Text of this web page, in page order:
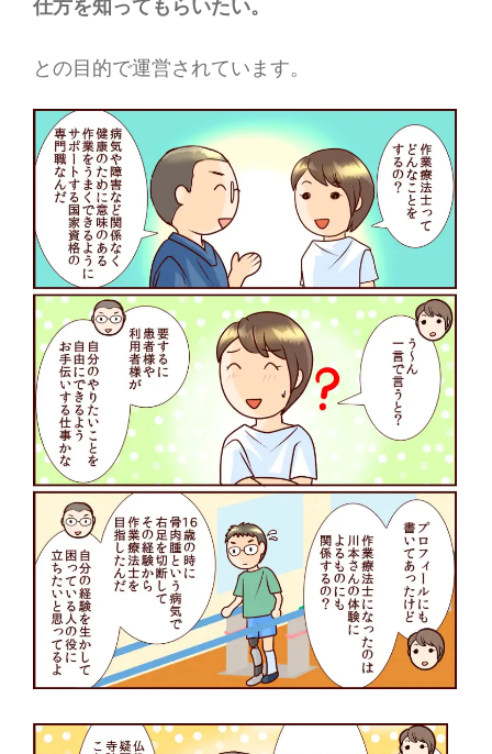
仕方を知ってもらいたい。
との目的で運営されています。